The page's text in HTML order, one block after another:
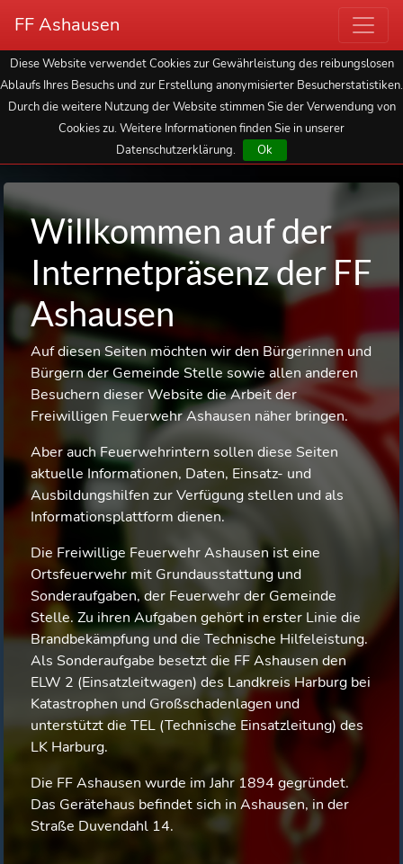
FF Ashausen
Diese Website verwendet Cookies zur Gewährleistung des reibungslosen
Ablaufs Ihres Besuchs und zur Erstellung anonymisierter Besucherstatistiken.
Durch die weitere Nutzung der Website stimmen Sie der Verwendung von
Cookies zu. Weitere Informationen finden Sie in unserer
Datenschutzerklärung.
Ok
Willkommen auf der
Internetpräsenz der FF
Ashausen
Auf diesen Seiten möchten wir den Bürgerinnen und
Bürgern der Gemeinde Stelle sowie allen anderen
Besuchern dieser Website die Arbeit der
Freiwilligen Feuerwehr Ashausen näher bringen.
Aber auch Feuerwehrintern sollen diese Seiten
aktuelle Informationen, Daten, Einsatz- und
Ausbildungshilfen zur Verfügung stellen und als
Informationsplattform dienen.
Die Freiwillige Feuerwehr Ashausen ist eine
Ortsfeuerwehr mit Grundausstattung und
Sonderaufgaben, der Feuerwehr der Gemeinde
Stelle. Zu ihren Aufgaben gehört in erster Linie die
Brandbekämpfung und die Technische Hilfeleistung.
Als Sonderaufgabe besetzt die FF Ashausen den
ELW 2 (Einsatzleitwagen) des Landkreis Harburg bei
Katastrophen und Großschadenlagen und
unterstützt die TEL (Technische Einsatzleitung) des
LK Harburg.
Die FF Ashausen wurde im Jahr 1894 gegründet.
Das Gerätehaus befindet sich in Ashausen, in der
Straße Duvendahl 14.